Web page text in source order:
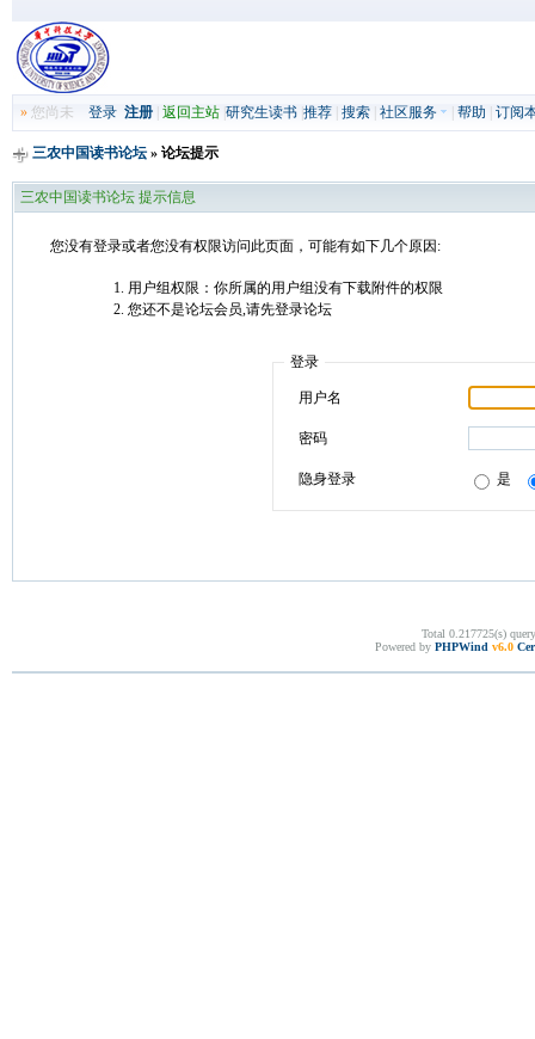
»您尚未 登录 注册| 返回主站| 研究生读书| 推荐| 搜索| 社区服务 帮助 订阅
三农中国读书论坛» 论坛提示
三农中国读书论坛 提示信息
您没有登录或者您没有权限访问此页面，可能有如下几个原因:
用户组权限：你所属的用户组没有下载附件的权限
您还不是论坛会员,请先登录论坛
登录
用户名
密码
隐身登录 是
Total 0.217725(s)
Powered by PHPWind v6.0